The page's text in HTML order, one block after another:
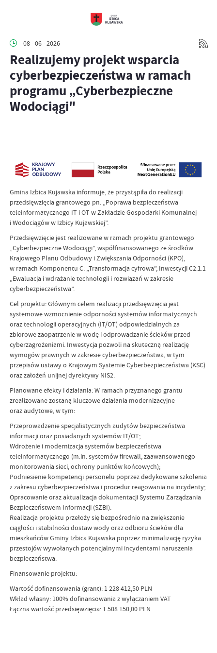
08 - 06 - 2026
Realizujemy projekt wsparcia
cyberbezpieczeństwa w ramach
programu „Cyberbezpieczne
Wodociągi"
Gmina Izbica Kujawska informuje, że przystąpiła do realizacji
przedsięwzięcia grantowego pn. „Poprawa bezpieczeństwa
teleinformatycznego IT i OT w Zakładzie Gospodarki Komunalnej
i Wodociągów w Izbicy Kujawskiej”.
Przedsięwzięcie jest realizowane w ramach projektu grantowego
„Cyberbezpieczne Wodociągi”, współfinansowanego ze środków
Krajowego Planu Odbudowy i Zwiększania Odporności (KPO),
w ramach Komponentu C: „Transformacja cyfrowa”, Inwestycji C2.1.1
„Ewaluacja i wdrażanie technologii i rozwiązań w zakresie
cyberbezpieczeństwa”.
Cel projektu: Głównym celem realizacji przedsięwzięcia jest
systemowe wzmocnienie odporności systemów informatycznych
oraz technologii operacyjnych (IT/OT) odpowiedzialnych za
zbiorowe zaopatrzenie w wodę i odprowadzanie ścieków przed
cyberzagrożeniami. Inwestycja pozwoli na skuteczną realizację
wymogów prawnych w zakresie cyberbezpieczeństwa, w tym
przepisów ustawy o Krajowym Systemie Cyberbezpieczeństwa (KSC)
oraz założeń unijnej dyrektywy NIS2.
Planowane efekty i działania: W ramach przyznanego grantu
zrealizowane zostaną kluczowe działania modernizacyjne
oraz audytowe, w tym:
Przeprowadzenie specjalistycznych audytów bezpieczeństwa
informacji oraz posiadanych systemów IT/OT;
Wdrożenie i modernizacja systemów bezpieczeństwa
teleinformatycznego (m.in. systemów firewall, zaawansowanego
monitorowania sieci, ochrony punktów końcowych);
Podniesienie kompetencji personelu poprzez dedykowane szkolenia
z zakresu cyberbezpieczeństwa i procedur reagowania na incydenty;
Opracowanie oraz aktualizacja dokumentacji Systemu Zarządzania
Bezpieczeństwem Informacji (SZBI).
Realizacja projektu przełoży się bezpośrednio na zwiększenie
ciągłości i stabilności dostaw wody oraz odbioru ścieków dla
mieszkańców Gminy Izbica Kujawska poprzez minimalizację ryzyka
przestojów wywołanych potencjalnymi incydentami naruszenia
bezpieczeństwa.
Finansowanie projektu:
Wartość dofinansowania (grant): 1 228 412,50 PLN
Wkład własny: 100% dofinansowania z wyłączaniem VAT
Łączna wartość przedsięwzięcia: 1 508 150,00 PLN